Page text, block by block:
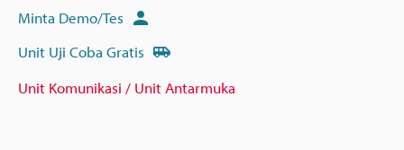
Minta Demo/Tes
Unit Uji Coba Gratis
Unit Komunikasi / Unit Antarmuka